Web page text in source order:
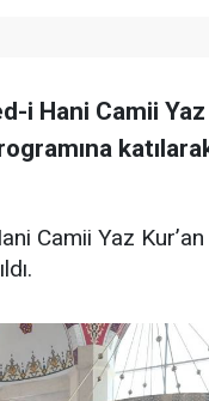
i Hani Camii Yaz
Camii Yaz